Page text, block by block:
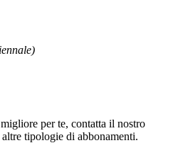
per te, contatta il nostro
tipologie di abbonamenti.